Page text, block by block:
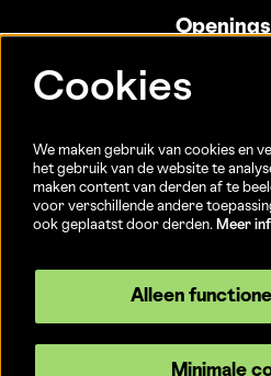
Sint-
15/08)
Cookies
We maken gebruik van cookies en
het gebruik van de website te
maken content van derden af te
voor verschillende andere
ook geplaatst door derden. Meer
Alleen
Minimale